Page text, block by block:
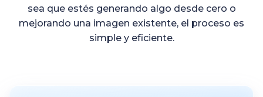
sea que estés generando algo desde cero o
mejorando una imagen existente, el proceso es
simple y eficiente.